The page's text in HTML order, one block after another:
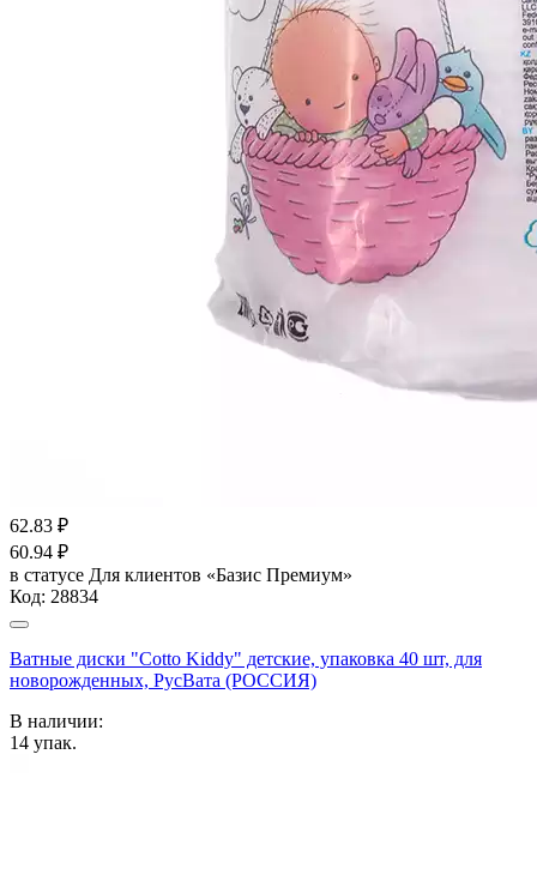
62.83 ₽
60.94 ₽
в статусе Для клиентов «Базис Премиум»
Код: 28834
Ватные диски "Cotto Kiddy" детские, упаковка 40 шт, для
новорожденных, РусВата (РОССИЯ)
В наличии:
14 упак.